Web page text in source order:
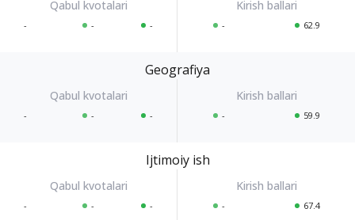
- - - - 62.9
Geografiya
- - - - 59.9
Ijtimoiy ish
- - - - 67.4